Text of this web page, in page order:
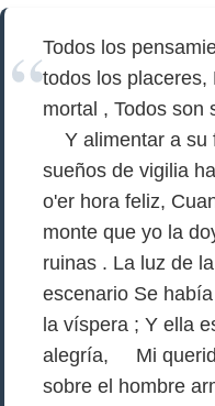
Todos los
todos los placeres,
mortal , Todos son
Y alimentar a su
sueños de vigilia
o'er hora feliz,
monte que yo la
ruinas . La luz de
escenario Se
la víspera ; Y ella
alegría, Mi
sobre el hombre